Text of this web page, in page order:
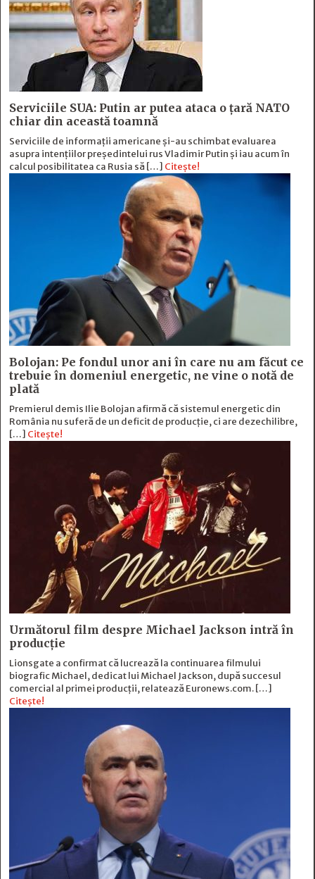
Serviciile SUA: Putin ar putea ataca o țară NATO
chiar din această toamnă
Serviciile de informații americane și-au schimbat evaluarea
asupra intențiilor președintelui rus Vladimir Putin și iau acum în
calcul posibilitatea ca Rusia să […] Citește!
Bolojan: Pe fondul unor ani în care nu am făcut ce
trebuie în domeniul energetic, ne vine o notă de
plată
Premierul demis Ilie Bolojan afirmă că sistemul energetic din
România nu suferă de un deficit de producţie, ci are dezechilibre,
[…] Citește!
Următorul film despre Michael Jackson intră în
producție
Lionsgate a confirmat că lucrează la continuarea filmului
biografic Michael, dedicat lui Michael Jackson, după succesul
comercial al primei producții, relatează Euronews.com. […]
Citește!